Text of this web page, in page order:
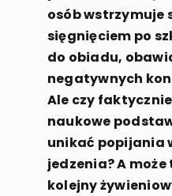
osób wstrzymuje
sięgnięciem po
do obiadu,
negatywnych
Ale czy
naukowe
unikać popijania
jedzenia? A
kolejny